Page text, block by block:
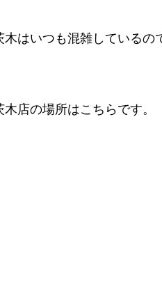
木はいつも混雑しているの
木店の場所はこちらです。